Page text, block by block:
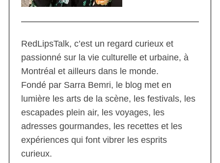
RedLipsTalk, c’est un regard curieux et
passionné sur la vie culturelle et urbaine, à
Montréal et ailleurs dans le monde.
Fondé par Sarra Bemri, le blog met en
lumière les arts de la scène, les festivals, les
escapades plein air, les voyages, les
adresses gourmandes, les recettes et les
expériences qui font vibrer les esprits
curieux.